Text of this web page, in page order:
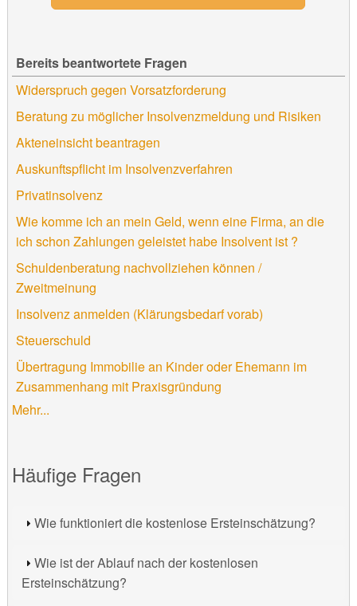
Bereits beantwortete Fragen
Widerspruch gegen Vorsatzforderung
Beratung zu möglicher Insolvenzmeldung und Risiken
Akteneinsicht beantragen
Auskunftspflicht im Insolvenzverfahren
Privatinsolvenz
Wie komme ich an mein Geld, wenn eine Firma, an die
ich schon Zahlungen geleistet habe Insolvent ist ?
Schuldenberatung nachvollziehen können /
Zweitmeinung
Insolvenz anmelden (Klärungsbedarf vorab)
Steuerschuld
Übertragung Immobilie an Kinder oder Ehemann im
Zusammenhang mit Praxisgründung
Mehr...
Häufige Fragen
Wie funktioniert die kostenlose Ersteinschätzung?
Wie ist der Ablauf nach der kostenlosen
Ersteinschätzung?